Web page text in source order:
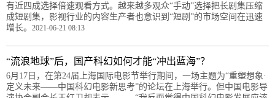
有近四成选择倍速观看方式。越来越多观众“手动”选择把长剧集压缩
成短剧集，影视行业的内容生产者也意识到“短剧”的市场空间在迅速
增长。 2021-06-21 08:13
“流浪地球”后，国产科幻如何才能“冲出蓝海”？
6月17日，在第24届上海国际电影节举行期间，一场主题为“重塑想象·
定义未来——中国科幻电影新思考”的论坛在上海举行。但中国电影导